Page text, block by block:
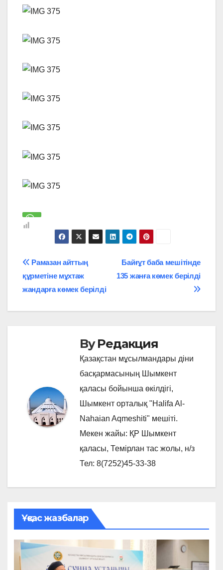
Навигация
по
записям
Байғұт баба мешітінде
135 жанға көмек берілді
Рамазан айттың
құрметіне мұхтаж
жандарға көмек берілді
ByРедакция
Қазақстан мұсылмандары діни
басқармасының Шымкент
қаласы бойынша өкілдігі,
Шымкент орталық "Halifa Al-
Nahaian Aqmeshiti" мешіті.
Мекен жайы: ҚР Шымкент
қаласы, Темірлан тас жолы, н/з
Тел: 8(7252)45-33-38
Ұқсас жазбалар